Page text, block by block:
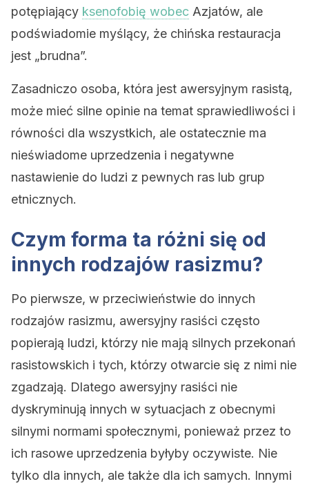
potępiający ksenofobię wobec Azjatów, ale
podświadomie myślący, że chińska restauracja
jest „brudna”.
Zasadniczo osoba, która jest awersyjnym rasistą,
może mieć silne opinie na temat sprawiedliwości i
równości dla wszystkich, ale ostatecznie ma
nieświadome uprzedzenia i negatywne
nastawienie do ludzi z pewnych ras lub grup
etnicznych.
Czym forma ta różni się od
innych rodzajów rasizmu?
Po pierwsze, w przeciwieństwie do innych
rodzajów rasizmu, awersyjny rasiści często
popierają ludzi, którzy nie mają silnych przekonań
rasistowskich i tych, którzy otwarcie się z nimi nie
zgadzają. Dlatego awersyjny rasiści nie
dyskryminują innych w sytuacjach z obecnymi
silnymi normami społecznymi, ponieważ przez to
ich rasowe uprzedzenia byłyby oczywiste. Nie
tylko dla innych, ale także dla ich samych. Innymi